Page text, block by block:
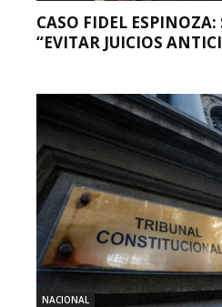
CASO FIDEL
“EVITAR JUICIOS
NACIONAL